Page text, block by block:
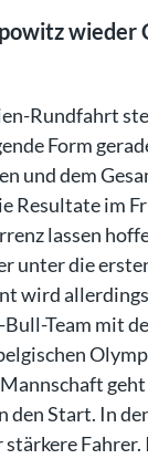
wieder
Rundfahrt
Form
und dem
Resultate im
lassen
unter die
wird
Team mit
den Start. In
stärkere